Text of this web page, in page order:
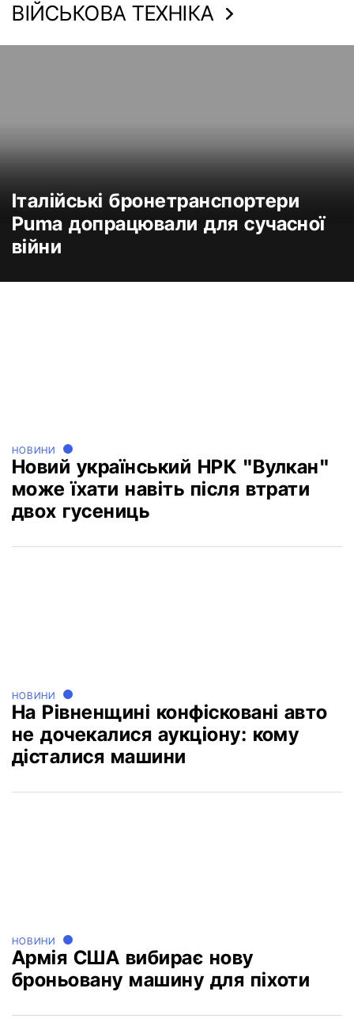
ВІЙСЬКОВА ТЕХНІКА
Італійські бронетранспортери
Puma допрацювали для сучасної
війни
НОВИНИ
Новий український НРК "Вулкан"
може їхати навіть після втрати
двох гусениць
НОВИНИ
На Рівненщині конфісковані авто
не дочекалися аукціону: кому
дісталися машини
НОВИНИ
Армія США вибирає нову
броньовану машину для піхоти